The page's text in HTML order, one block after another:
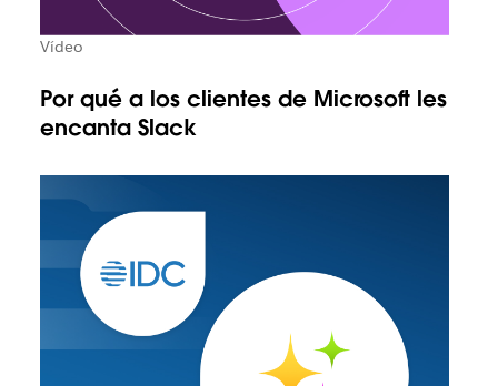
Vídeo
Por qué a los clientes de Microsoft les
encanta Slack